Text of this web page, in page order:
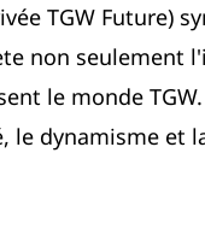
TGW Future)
non seulement
le monde
le dynamisme et